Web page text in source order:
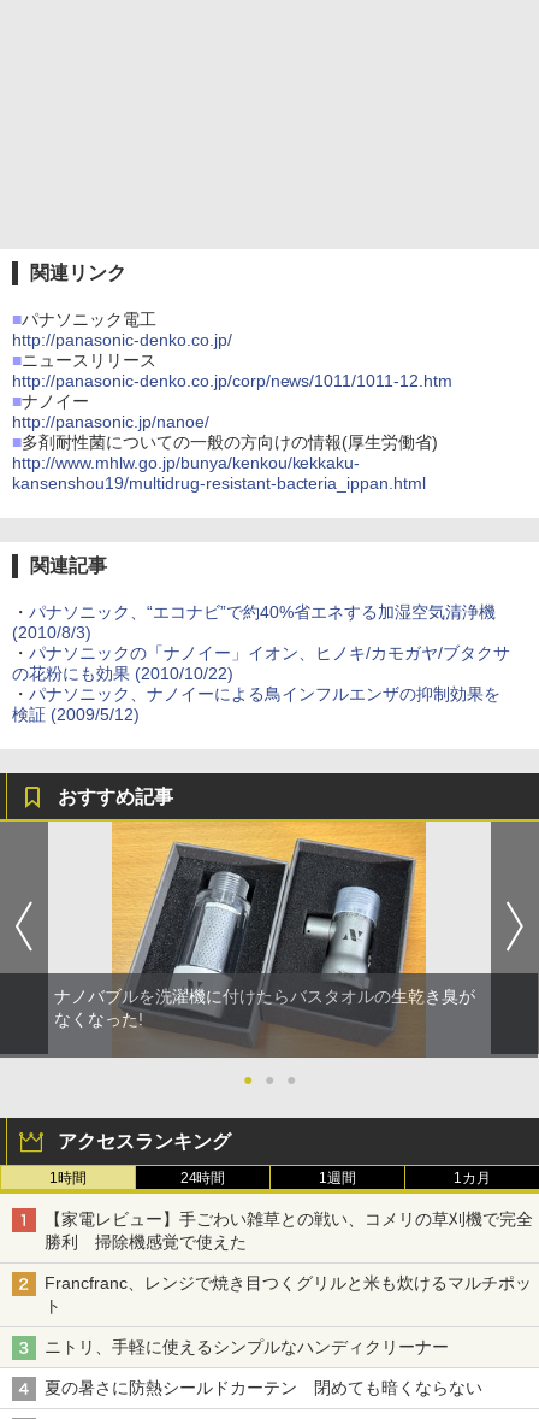
関連リンク
■パナソニック電工
http://panasonic-denko.co.jp/
■ニュースリリース
http://panasonic-denko.co.jp/corp/news/1011/1011-12.htm
■ナノイー
http://panasonic.jp/nanoe/
■多剤耐性菌についての一般の方向けの情報(厚生労働省)
http://www.mhlw.go.jp/bunya/kenkou/kekkaku-
kansenshou19/multidrug-resistant-bacteria_ippan.html
関連記事
・ パナソニック、“エコナビ”で約40%省エネする加湿空気清浄機
(2010/8/3)
・ パナソニックの「ナノイー」イオン、ヒノキ/カモガヤ/ブタクサ
の花粉にも効果 (2010/10/22)
・ パナソニック、ナノイーによる鳥インフルエンザの抑制効果を
検証 (2009/5/12)
おすすめ記事
ナノバブルを洗濯機に付けたらバスタオルの生乾き臭が
なくなった!
● ● ●
アクセスランキング
1時間 24時間 1週間 1カ月
【家電レビュー】手ごわい雑草との戦い、コメリの草刈機で完全
勝利 掃除機感覚で使えた
Francfranc、レンジで焼き目つくグリルと米も炊けるマルチポッ
ト
ニトリ、手軽に使えるシンプルなハンディクリーナー
夏の暑さに防熱シールドカーテン 閉めても暗くならない